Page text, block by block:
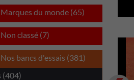
Marques du monde (65)
Non classé (7)
Nos bancs d'essais (381)
(404)